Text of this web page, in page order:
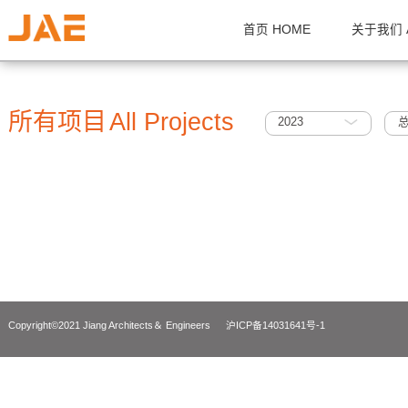
首页 HOME 关
所有项目 All Projects 2023
Copyright©2021 Jiang Architects＆ Engineers 沪ICP备14031641号-1